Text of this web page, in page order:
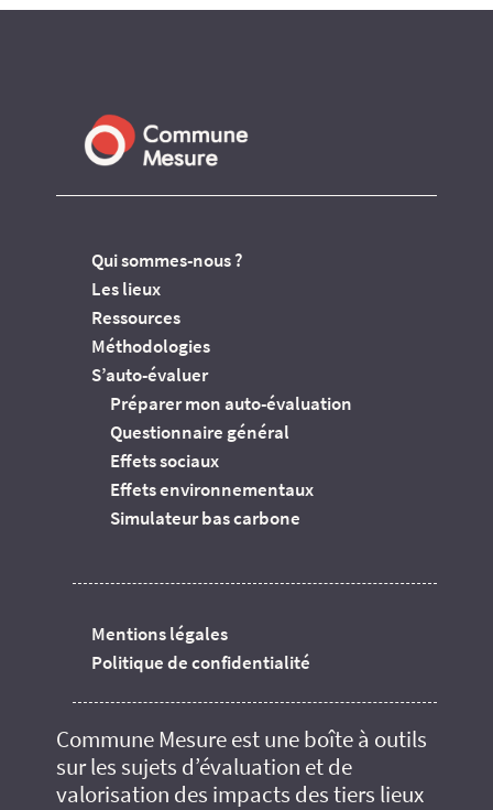
Qui sommes-nous ?
Les lieux
Ressources
Méthodologies
S’auto-évaluer
Préparer mon auto-évaluation
Questionnaire général
Effets sociaux
Effets environnementaux
Simulateur bas carbone
Mentions légales
Politique de confidentialité
Commune Mesure est une boîte à outils
sur les sujets d’évaluation et de
valorisation des impacts des tiers lieux